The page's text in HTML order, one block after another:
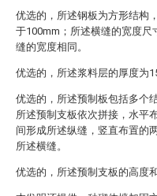
优选的，所述钢板为方形结构
于100mm；所述横缝的宽度尺
缝的宽度相同。
优选的，所述浆料层的厚度为
优选的，所述预制板包括多个
所述预制支板依次拼接，水平
间形成所述纵缝，竖直布置的
所述横缝。
优选的，所述预制支板的高度